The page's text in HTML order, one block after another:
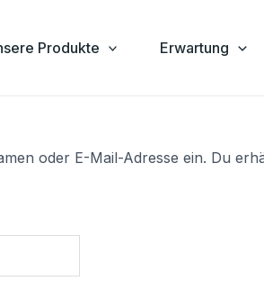
Produkte Erwartung
oder E-Mail-Adresse ein. Du